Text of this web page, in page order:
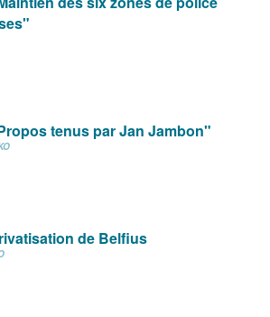
tenus par Jan Jambon"
de Belfius